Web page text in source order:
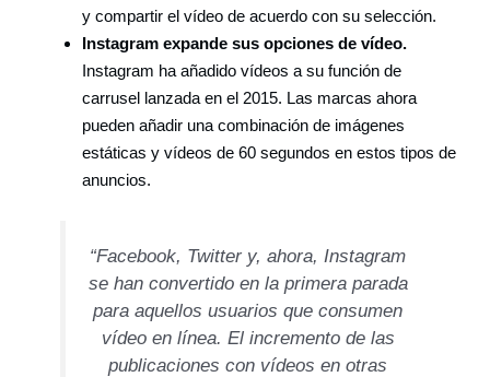
y compartir el vídeo de acuerdo con su selección.
Instagram expande sus opciones de vídeo.
Instagram ha añadido vídeos a su función de
carrusel lanzada en el 2015. Las marcas ahora
pueden añadir una combinación de imágenes
estáticas y vídeos de 60 segundos en estos tipos de
anuncios.
“Facebook, Twitter y, ahora, Instagram
se han convertido en la primera parada
para aquellos usuarios que consumen
vídeo en línea. El incremento de las
publicaciones con vídeos en otras